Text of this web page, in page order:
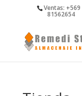
Ventas:
81562654